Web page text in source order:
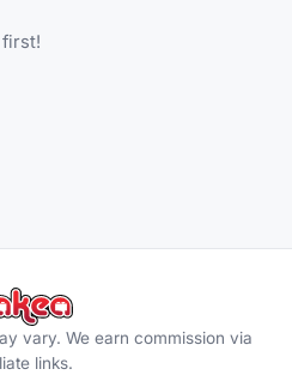
vary. We earn commission via
links.